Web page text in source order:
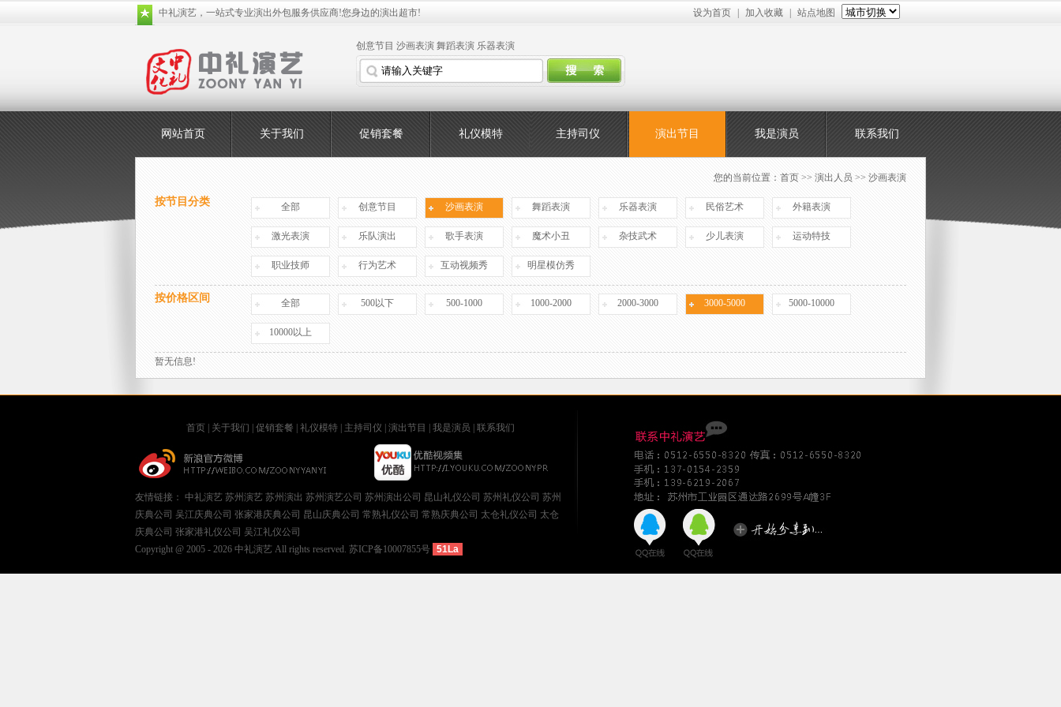
中礼演艺，一站式专业演出外包服务供应商!您身边的演出超市! 设为首页 加入收藏 站点地图
创意节目 沙画表演 舞蹈表演 乐器表演
网站首页 关于我们 促销套餐 礼仪模特 主持司仪 演出节目 我是演员 联系我们
您的当前位置： 首页 >> 演出人员 >> 沙画表演
按节目分类 全部 创意节目 沙画表演 舞蹈表演 乐器表演 民俗艺术 外籍表演
激光表演 乐队演出 歌手表演 魔术小丑 杂技武术 少儿表演 运动特技
职业技师 行为艺术 互动视频秀 明星模仿秀
按价格区间 全部 500以下 500-1000 1000-2000 2000-3000 3000-5000 5000-10000
10000以上
暂无信息!
首页| 关于我们 促销套餐 礼仪模特| 主持司仪 演出节目 我是演员 联系我们
友情链接： 中礼演艺 苏州演艺 苏州演出 苏州演艺公司 苏州演出公司 昆山礼仪公司 苏州礼仪公司 苏州
庆典公司 吴江庆典公司 张家港庆典公司 昆山庆典公司 常熟礼仪公司 常熟庆典公司 太仓礼仪公司 太仓
庆典公司 张家港礼仪公司 吴江礼仪公司
Copyright @ 2005 - 2026 中礼演艺 All rights reserved. 苏ICP备10007855号 51La